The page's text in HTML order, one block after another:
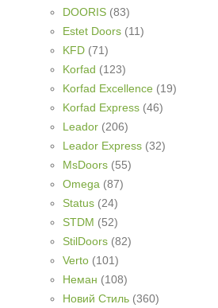
DOORIS (83)
Estet Doors (11)
KFD (71)
Korfad (123)
Korfad Excellence (19)
Korfad Express (46)
Leador (206)
Leador Express (32)
MsDoors (55)
Omega (87)
Status (24)
STDM (52)
StilDoors (82)
Verto (101)
Неман (108)
Новий Стиль (360)